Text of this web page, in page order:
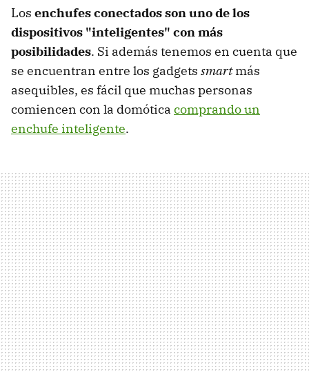
Los enchufes conectados son uno de los
dispositivos "inteligentes" con más
posibilidades. Si además tenemos en cuenta que
se encuentran entre los gadgets smartmás
asequibles, es fácil que muchas personas
comiencen con la domótica comprando un
enchufe inteligente.